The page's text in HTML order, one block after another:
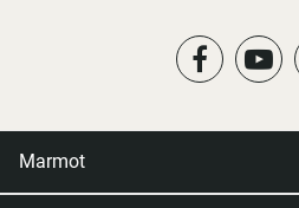
Marmot